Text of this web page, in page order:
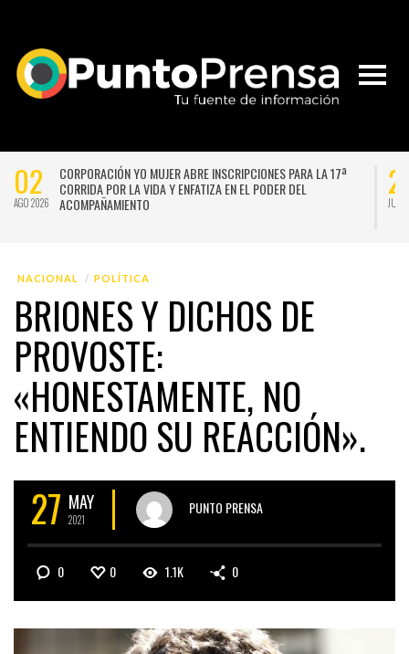
02
AGO 2026
CORPORACIÓN YO MUJER ABRE INSCRIPCIONES PARA LA 17ª
CORRIDA POR LA VIDA Y ENFATIZA EN EL PODER DEL
ACOMPAÑAMIENTO
JUL
NACIONAL POLÍTICA
BRIONES Y DICHOS DE
PROVOSTE:
«HONESTAMENTE, NO
ENTIENDO SU REACCIÓN».
27 MAY
2021
PUNTO PRENSA
0 0 1.1K 0